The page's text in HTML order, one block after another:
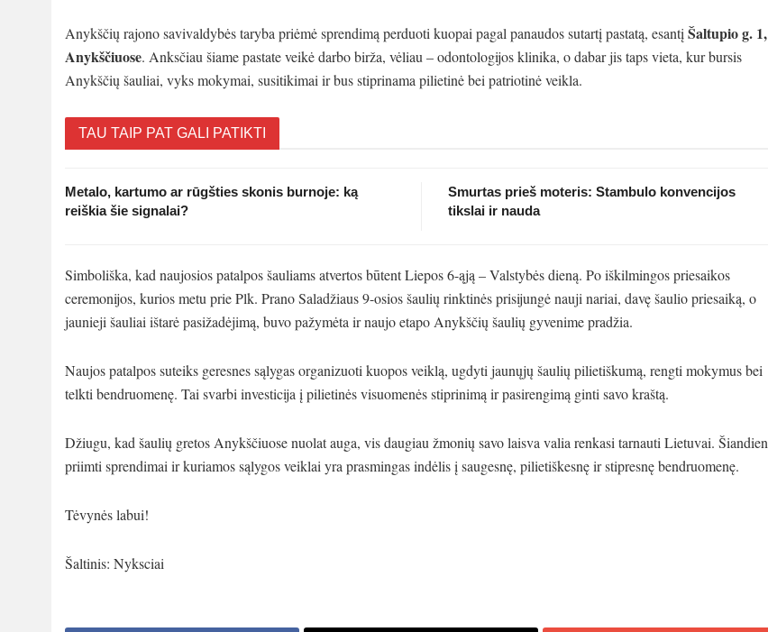
Anykščių rajono savivaldybės taryba priėmė sprendimą perduoti kuopai pagal panaudos sutartį pastatą, esantį Šaltupio g. 1,
Anykščiuose. Anksčiau šiame pastate veikė darbo birža, vėliau – odontologijos klinika, o dabar jis taps vieta, kur bursis
Anykščių šauliai, vyks mokymai, susitikimai ir bus stiprinama pilietinė bei patriotinė veikla.
TAU TAIP PAT GALI PATIKTI
Metalo, kartumo ar rūgšties skonis burnoje: ką
reiškia šie signalai?
Smurtas prieš moteris: Stambulo konvencijos
tikslai ir nauda
Simboliška, kad naujosios patalpos šauliams atvertos būtent Liepos 6-ąją – Valstybės dieną. Po iškilmingos priesaikos
ceremonijos, kurios metu prie Plk. Prano Saladžiaus 9-osios šaulių rinktinės prisijungė nauji nariai, davę šaulio priesaiką, o
jaunieji šauliai ištarė pasižadėjimą, buvo pažymėta ir naujo etapo Anykščių šaulių gyvenime pradžia.
Naujos patalpos suteiks geresnes sąlygas organizuoti kuopos veiklą, ugdyti jaunųjų šaulių pilietiškumą, rengti mokymus bei
telkti bendruomenę. Tai svarbi investicija į pilietinės visuomenės stiprinimą ir pasirengimą ginti savo kraštą.
Džiugu, kad šaulių gretos Anykščiuose nuolat auga, vis daugiau žmonių savo laisva valia renkasi tarnauti Lietuvai. Šiandien
priimti sprendimai ir kuriamos sąlygos veiklai yra prasmingas indėlis į saugesnę, pilietiškesnę ir stipresnę bendruomenę.
Tėvynės labui!
Šaltinis: Nyksciai